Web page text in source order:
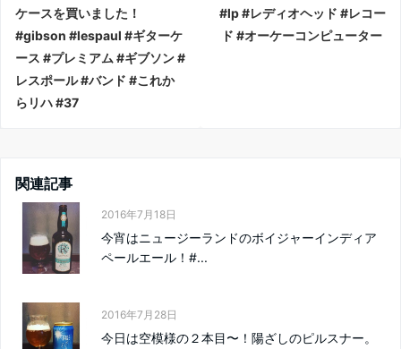
ケースを買いました！
#gibson #lespaul #ギターケ
ース #プレミアム #ギブソン #
レスポール #バンド #これか
らリハ #37
#lp #レディオヘッド #レコー
ド #オーケーコンピューター
関連記事
2016年7月18日
今宵はニュージーランドのボイジャーインディア
ペールエール！#...
2016年7月28日
今日は空模様の２本目〜！陽ざしのピルスナー。